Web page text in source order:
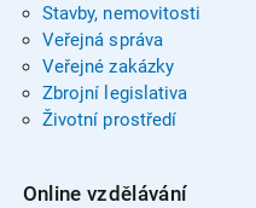
Stavby, nemovitosti
Veřejná správa
Veřejné zakázky
Zbrojní legislativa
Životní prostředí
Online vzdělávání